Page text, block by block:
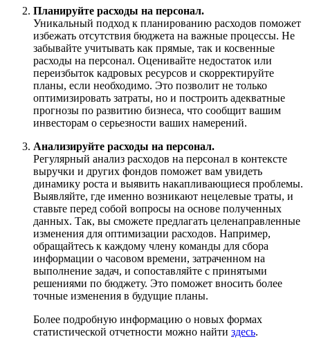
Планируйте расходы на персонал.
Уникальный подход к планированию расходов поможет
избежать отсутствия бюджета на важные процессы. Не
забывайте учитывать как прямые, так и косвенные
расходы на персонал. Оценивайте недостаток или
переизбыток кадровых ресурсов и скорректируйте
планы, если необходимо. Это позволит не только
оптимизировать затраты, но и построить адекватные
прогнозы по развитию бизнеса, что сообщит вашим
инвесторам о серьезности ваших намерений.
Анализируйте расходы на персонал.
Регулярный анализ расходов на персонал в контексте
выручки и других фондов поможет вам увидеть
динамику роста и выявить накапливающиеся проблемы.
Выявляйте, где именно возникают нецелевые траты, и
ставьте перед собой вопросы на основе полученных
данных. Так, вы сможете предлагать целенаправленные
изменения для оптимизации расходов. Например,
обращайтесь к каждому члену команды для сбора
информации о часовом времени, затраченном на
выполнение задач, и сопоставляйте с принятыми
решениями по бюджету. Это поможет вносить более
точные изменения в будущие планы.
Более подробную информацию о новых формах
статистической отчетности можно найти здесь.